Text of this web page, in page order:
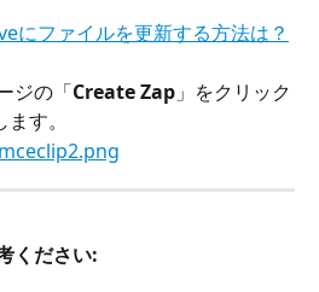
にファイルを更新する方法は？
ジの「Create Zap 」をクリック
す。
ください: